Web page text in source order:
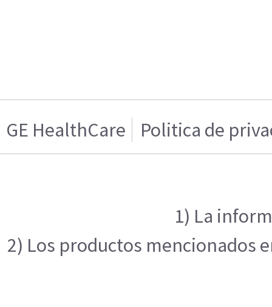
GE HealthCare Politica de
1) La
2) Los productos mencionados